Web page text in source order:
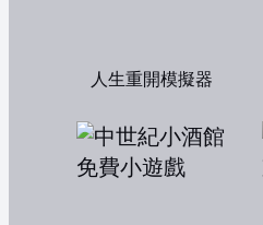
人生重開模擬器